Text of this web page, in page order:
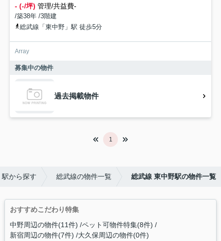
- (-/坪) 管理/共益費-
/築38年 /3階建
総武線「東中野」駅 徒歩5分
Array
募集中の物件
過去掲載物件
1
駅から探す 総武線の物件一覧 総武線 東中野駅の物件一覧
おすすめこだわり特集
中野周辺の物件(11件) ペット可物件特集(8件)
新宿周辺の物件(7件) 大久保周辺の物件(0件)